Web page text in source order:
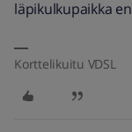
läpikulkupaikka
Korttelikuitu VDSL